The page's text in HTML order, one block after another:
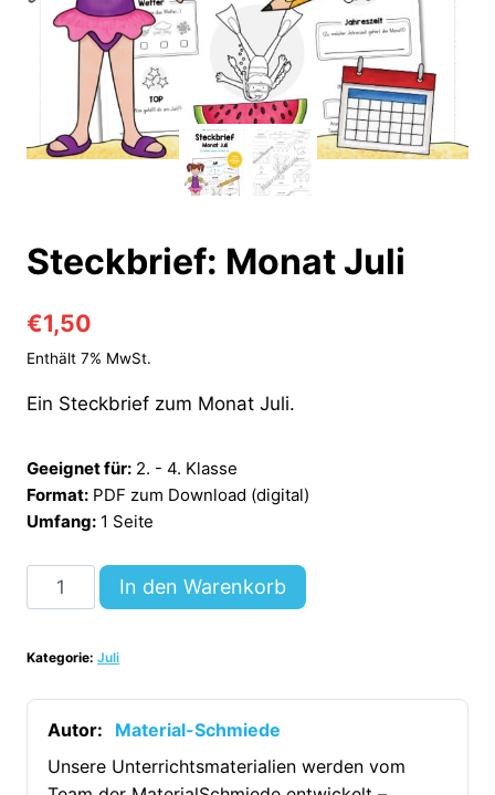
Steckbrief: Monat Juli
€1,50
Enthält 7% MwSt.
Ein Steckbrief zum Monat Juli.
Geeignet für: 2. - 4. Klasse
Format: PDF zum Download (digital)
Umfang: 1 Seite
Steckbrief:
Monat
[Digital]
Menge
In den Warenkorb
Kategorie: Juli
Autor:
Material-Schmiede
Unsere Unterrichtsmaterialien werden vom